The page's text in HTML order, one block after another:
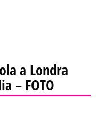
a Londra
– FOTO